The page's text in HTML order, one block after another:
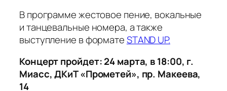
В программе жестовое пение, вокальные
и танцевальные номера, а также
выступление в форматеSTAND UP.
Концерт пройдет: 24 марта, в 18:00, г.
Миасс, ДКиТ «Прометей», пр. Макеева,
14